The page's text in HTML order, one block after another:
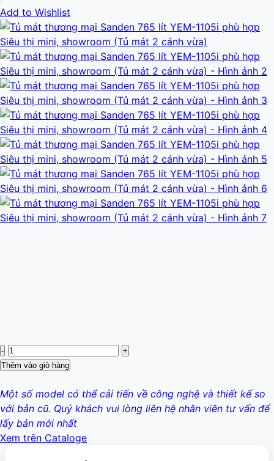
Add to Wishlist
Tủ
mát
mại
Sanden
765
lít
Thêm vào giỏ hàng
Một số model có thể cải tiến về công nghệ và thiết kế so
với bản cũ. Quý khách vui lòng liên hệ nhân viên tư vấn để
lấy bản mới nhất
Xem trên Cataloge